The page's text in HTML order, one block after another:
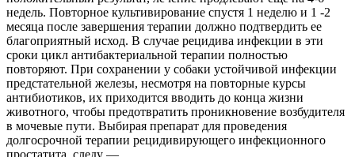
недель. Повторное культивирование спустя 1 неделю и 1 -2
месяца после завершения терапии должно подтвердить ее
благоприятный исход. В случае рецидива инфекции в эти
сроки цикл антибактериальной терапии полностью
повторяют. При сохранении у собаки устойчивой инфекции
предстательной железы, несмотря на повторные курсы
антибиотиков, их приходится вводить до конца жизни
животного, чтобы предотвратить проникновение возбудителя
в мочевые пути. Выбирая препарат для проведения
долгосрочной терапии рецидивирующего инфекционного
простатита, следу —